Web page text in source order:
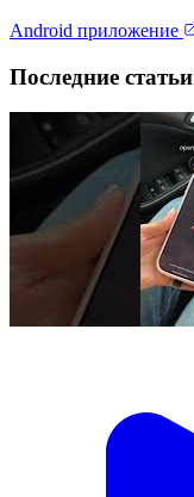
Android приложение
Последние статьи